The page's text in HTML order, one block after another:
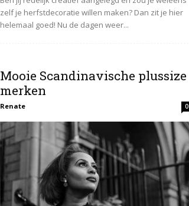
zelf je herfstdecoratie willen maken? Dan zit je hier
helemaal goed! Nu de dagen weer...
Mooie Scandinavische plussize
merken
Renate 0